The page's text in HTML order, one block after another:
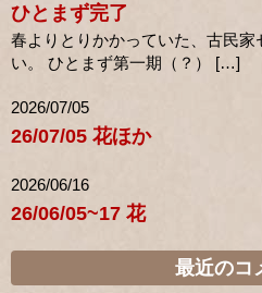
ひとまず完了
春よりとりかかっていた、古民
い。 ひとまず第一期（？） […]
2026/07/05
26/07/05 花ほか
2026/06/16
26/06/05~17 花
最近のコ